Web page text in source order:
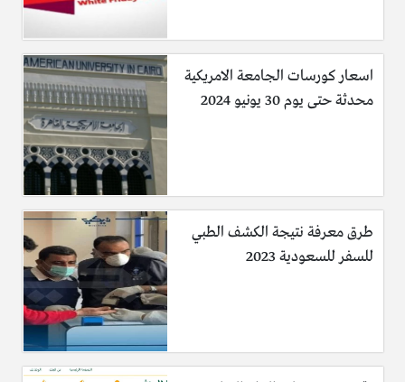
اسعار كورسات الجامعة الامريكية
محدثة حتى يوم 30 يونيو 2024
طرق معرفة نتيجة الكشف الطبي
للسفر للسعودية 2023